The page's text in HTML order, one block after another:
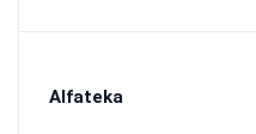
Alfateka